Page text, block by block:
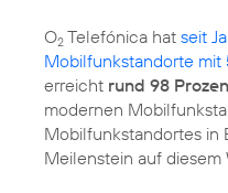
O2 Telefónica hat seit
Mobilfunkstandorte mit
erreicht rund 98
modernen
Mobilfunkstandortes in
Meilenstein auf diesem